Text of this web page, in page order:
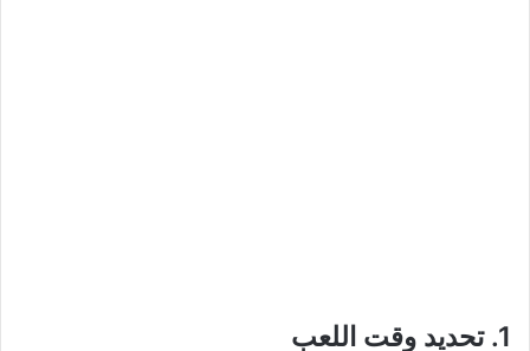
1. تحديد وقت اللعب